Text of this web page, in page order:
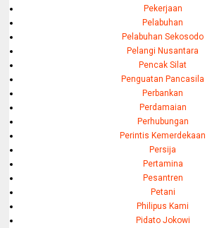
Pekerjaan
Pelabuhan
Pelabuhan Sekosodo
Pelangi Nusantara
Pencak Silat
Penguatan Pancasila
Perbankan
Perdamaian
Perhubungan
Perintis Kemerdekaan
Persija
Pertamina
Pesantren
Petani
Philipus Kami
Pidato Jokowi